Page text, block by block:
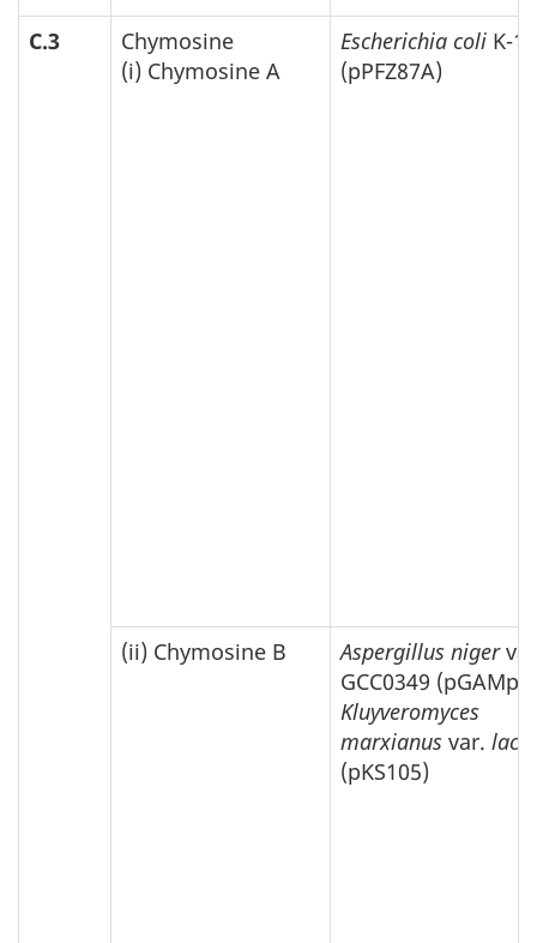
C.3
Chymosine
(i) Chymosine A
Escherichia coli K-
(pPFZ87A)
(ii) Chymosine B Aspergillus niger
GCC0349
Kluyveromyces
marxianus var.
(pKS105)